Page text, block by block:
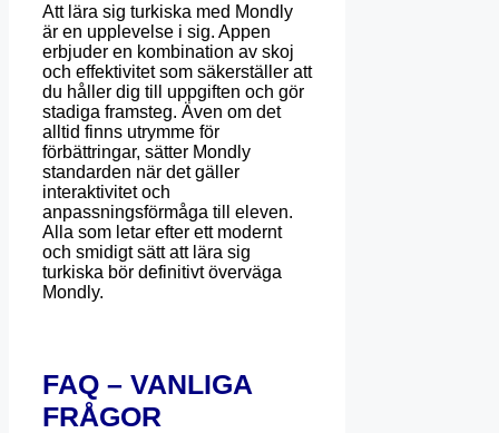
Att lära sig turkiska med Mondly
är en upplevelse i sig. Appen
erbjuder en kombination av skoj
och effektivitet som säkerställer att
du håller dig till uppgiften och gör
stadiga framsteg. Även om det
alltid finns utrymme för
förbättringar, sätter Mondly
standarden när det gäller
interaktivitet och
anpassningsförmåga till eleven.
Alla som letar efter ett modernt
och smidigt sätt att lära sig
turkiska bör definitivt överväga
Mondly.
FAQ – VANLIGA
FRÅGOR